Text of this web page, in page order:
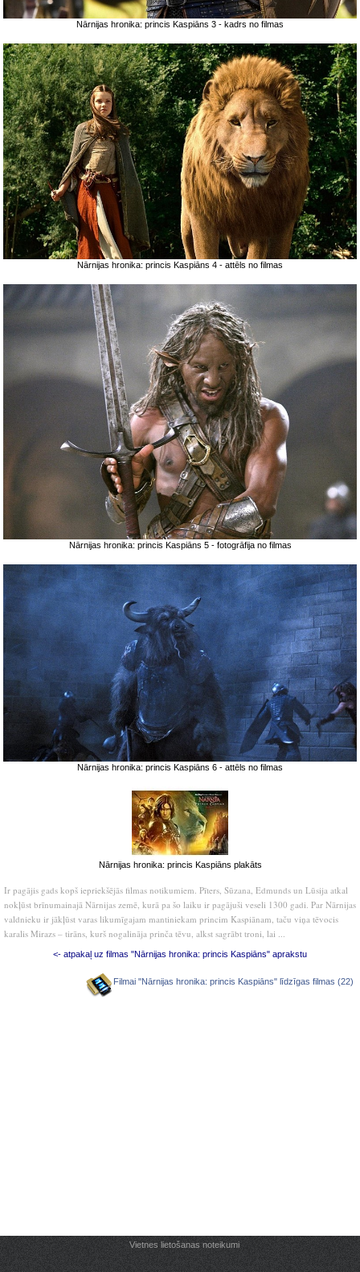
Nārnijas hronika: princis Kaspiāns 3 - kadrs no filmas
Nārnijas hronika: princis Kaspiāns 4 - attēls no filmas
Nārnijas hronika: princis Kaspiāns 5 - fotogrāfija no filmas
Nārnijas hronika: princis Kaspiāns 6 - attēls no filmas
Nārnijas hronika: princis Kaspiāns plakāts
Ir pagājis gads kopš iepriekšējās filmas notikumiem. Pīters, Sūzana, Edmunds un Lūsija atkal
nokļūst brīnumainajā Nārnijas zemē, kurā pa šo laiku ir pagājuši veseli 1300 gadi. Par Nārnijas
valdnieku ir jākļūst varas likumīgajam mantiniekam princim Kaspiānam, taču viņa tēvocis
karalis Mirazs – tirāns, kurš nogalināja prinča tēvu, alkst sagrābt troni, lai ...
<- atpakaļ uz filmas "Nārnijas hronika: princis Kaspiāns" aprakstu
Filmai "Nārnijas hronika: princis Kaspiāns" līdzīgas filmas (22)
Vietnes lietošanas noteikumi